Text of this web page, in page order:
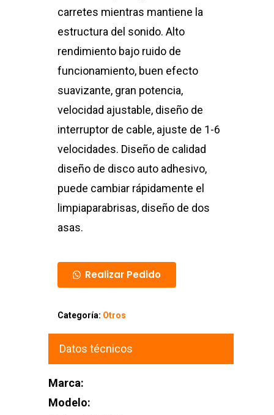
carretes mientras mantiene la
estructura del sonido. Alto
rendimiento bajo ruido de
funcionamiento, buen efecto
suavizante, gran potencia,
velocidad ajustable, diseño de
interruptor de cable, ajuste de 1-6
velocidades. Diseño de calidad
diseño de disco auto adhesivo,
puede cambiar rápidamente el
limpiaparabrisas, diseño de dos
asas.
Realizar Pedido
Categoría: Otros
Datos técnicos
Marca:
Modelo: